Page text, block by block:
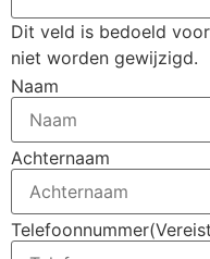
Dit veld is bedoeld
niet worden gewijzigd.
Naam
Achternaam
Telefoonnummer